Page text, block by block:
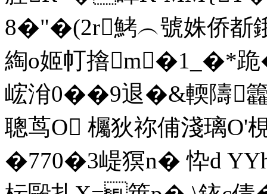
8�"�(2r鮳︵號姝侨斱鋨
綯o姬帄摿m�1_�*跪
峵洕0��9退�&輭隯
聰茑O 欘狄祢 俌淺璃O'
�770�3崼猽n� 忰d